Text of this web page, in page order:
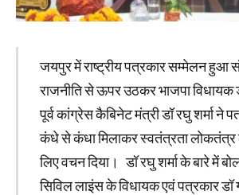
जयपुर में राष्ट्रीय पत्रकार सम्मेलन हुआ
राजनीति से ऊपर उठकर भाजपा विधायक
पूर्व कांग्रेस कैबिनेट मंत्री डॉ रघु शर्मा ने
कंधे से कंधा मिलाकर स्वतंत्रता लोकतंत्र
लिए वचन दिया। डॉ रघु शर्मा के बारे में
सिविल लाइंस के विधायक एवं पत्रकार डॉ